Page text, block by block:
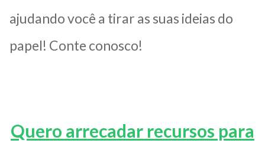
ajudando você a tirar as suas ideias do
papel! Conte conosco!
Quero arrecadar recursos para